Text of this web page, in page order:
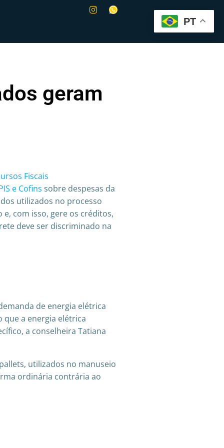
geram
Fiscais
e Cofins sobre despesas da
utilizados no processo
com isso, gere os créditos,
deve ser discriminado na
de energia elétrica
que a energia elétrica
a conselheira Tatiana
utilizados no manuseio
ordinária contrária ao
PT